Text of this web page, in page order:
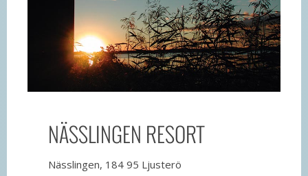
NÄSSLINGEN RESORT
Nässlingen, 184 95 Ljusterö